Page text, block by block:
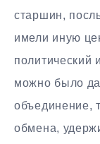
старшин,
имели иную
политический
можно было
объединение,
обмена,